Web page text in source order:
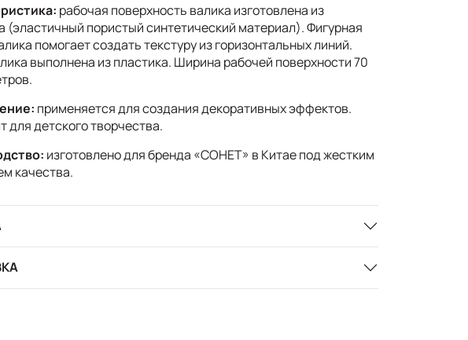
рабочая поверхность валика изготовлена из
(эластичный пористый синтетический материал). Фигурная
помогает создать текстуру из горизонтальных линий.
выполнена из пластика. Ширина рабочей поверхности 70
применяется для создания декоративных эффектов.
для детского творчества.
изготовлено для бренда «СОНЕТ» в Китае под жестким
качества.